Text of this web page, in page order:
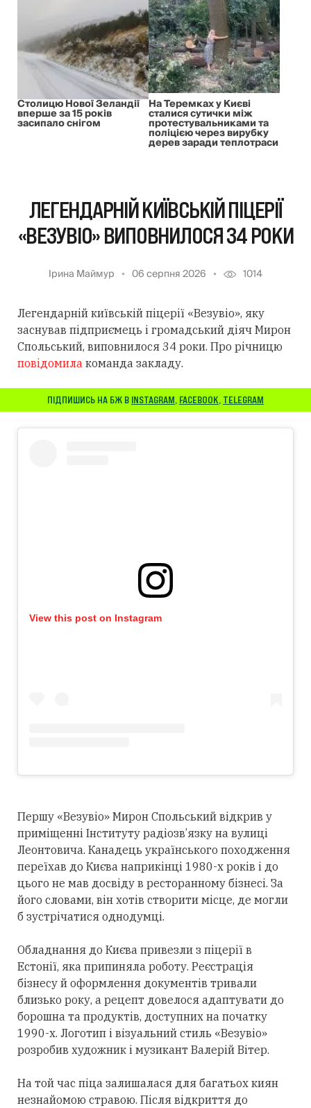
Столицю Нової Зеландії
вперше за 15 років
засипало снігом
На Теремках у Києві
сталися сутички між
протестувальниками та
поліцією через вирубку
дерев заради теплотраси
ЛЕГЕНДАРНІЙ КИЇВСЬКІЙ ПІЦЕРІЇ
«ВЕЗУВІО» ВИПОВНИЛОСЯ 34 РОКИ
Ірина Маймур 06 серпня 2026 1014
Легендарній київській піцерії «Везувіо», яку
заснував підприємець і громадський діяч Мирон
Спольський, виповнилося 34 роки. Про річницю
повідомила команда закладу.
ПІДПИШИСЬ НА БЖ В INSTAGRAM, FACEBOOK, TELEGRAM
View this post on Instagram
Першу «Везувіо» Мирон Спольський відкрив у
приміщенні Інституту радіозв’язку на вулиці
Леонтовича. Канадець українського походження
переїхав до Києва наприкінці 1980-х років і до
цього не мав досвіду в ресторанному бізнесі. За
його словами, він хотів створити місце, де могли
б зустрічатися однодумці.
Обладнання до Києва привезли з піцерії в
Естонії, яка припиняла роботу. Реєстрація
бізнесу й оформлення документів тривали
близько року, а рецепт довелося адаптувати до
борошна та продуктів, доступних на початку
1990-х. Логотип і візуальний стиль «Везувіо»
розробив художник і музикант Валерій Вітер.
На той час піца залишалася для багатьох киян
незнайомою стравою. Після відкриття до